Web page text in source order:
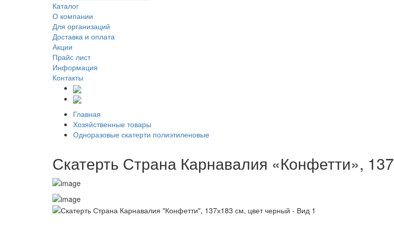
Каталог
О компании
Для организаций
Доставка и оплата
Акции
Прайс лист
Информация
Контакты
Главная
Хозяйственные товары
Одноразовые скатерти полиэтиленовые
Скатерть Страна Карнавалия «Конфетти»,